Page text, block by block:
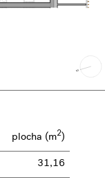
plocha (m2)
31,16